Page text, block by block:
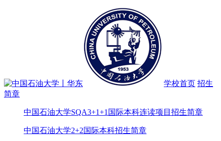
学校首页 招生
简章
中国石油大学SQA3+1+1国际本科连读项目招生简章
中国石油大学2+2国际本科招生简章